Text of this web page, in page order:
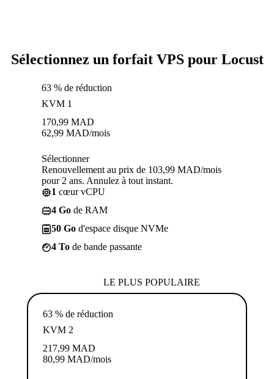
Sélectionnez un forfait VPS pour Locust
63 % de réduction
KVM 1
170,99 MAD
62,99 MAD/mois
Sélectionner
Renouvellement au prix de 103,99 MAD/mois
pour 2 ans. Annulez à tout instant.
1 cœur vCPU
4 Go de RAM
50 Go d'espace disque NVMe
4 To de bande passante
LE PLUS POPULAIRE
63 % de réduction
KVM 2
217,99 MAD
80,99 MAD/mois